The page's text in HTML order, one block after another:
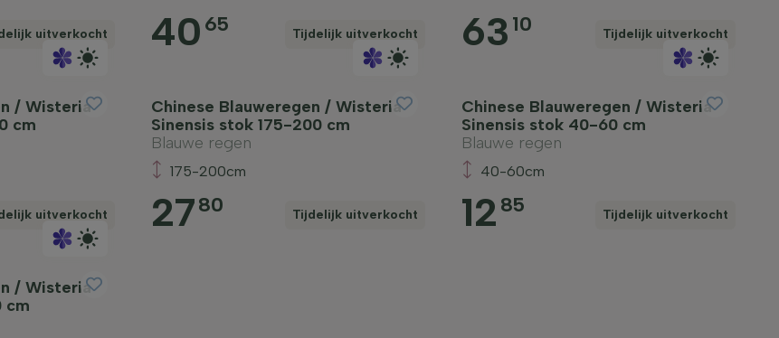
uitverkocht 40 65 Tijdelijk uitverkocht 63 10 Tijdelijk uitverkocht
/ Wisteria
cm
uitverkocht
Chinese Blauweregen / Wisteria
Sinensis stok 175-200 cm
Blauwe regen
175-200cm
2780 Tijdelijk uitverkocht
Chinese Blauweregen / Wisteria
Sinensis stok 40-60 cm
Blauwe regen
40-60cm
12 85 Tijdelijk uitverkocht
/ Wisteria
cm